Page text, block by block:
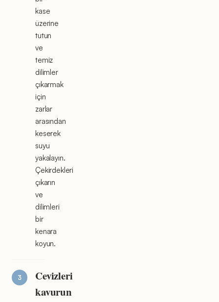
kase
üzerine
tutun
ve
temiz
dilimler
çıkarmak
için
zarlar
arasından
keserek
suyu
yakalayın.
Çekirdekleri
çıkarın
ve
dilimleri
bir
kenara
koyun.
Cevizleri
kavurun